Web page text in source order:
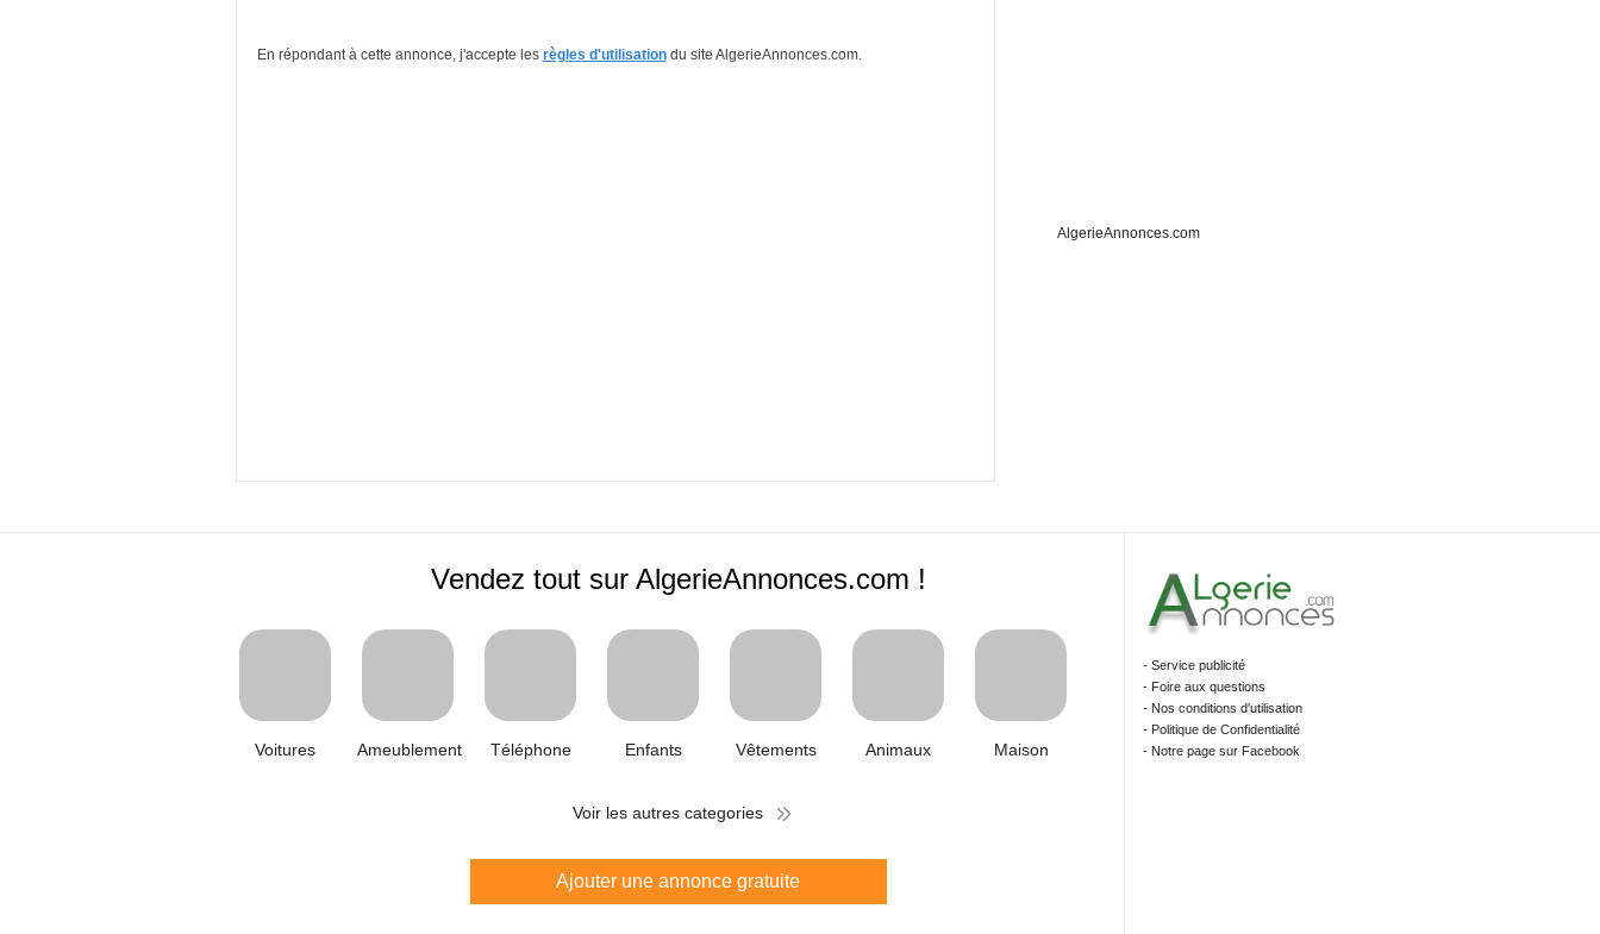
En répondant à cette annonce, j'accepte les règles d'utilisationdu site AlgerieAnnonces.com.
AlgerieAnnonces.com
Vendez tout sur AlgerieAnnonces.com !
Voitures Ameublement Téléphone Enfants Vêtements Animaux Maison
Voir les autres categories
Ajouter une annonce gratuite
- Service publicité
- Foire aux questions
- Nos conditions d'utilisation
- Politique de Confidentialité
- Notre page sur Facebook